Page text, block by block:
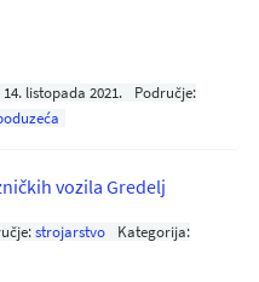
14. listopada 2021.
Područje:
vozila Gredelj
strojarstvo
Kategorija: